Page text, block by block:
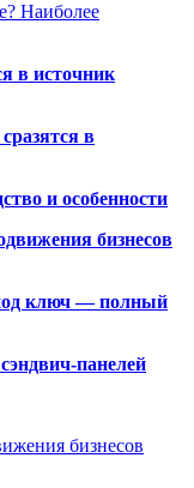
Наиболее
в источник
в
и особенности
бизнесов
ключ — полный
панелей
бизнесов